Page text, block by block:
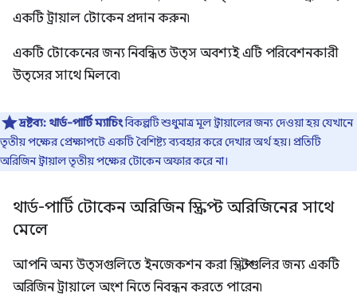
একটি ট্রায়াল টোকেন প্রদান করুন৷
একটি টোকেনের জন্য নিবন্ধিত উত্স অবশ্যই এটি পরিবেশনকারী
উত্সের সাথে মিলবে৷
দ্রষ্টব্য: থার্ড-পার্টি ম্যাচিংবিকল্পটি শুধুমাত্র মূল ট্রায়ালের জন্য দেওয়া হয় যেখানে
তৃতীয় পক্ষের প্রেক্ষাপটে একটি বৈশিষ্ট্য ব্যবহার করে দেখার অর্থ হয়। প্রতিটি
অরিজিন ট্রায়াল তৃতীয় পক্ষের টোকেন অফার করে না।
থার্ড-পার্টি টোকেন অরিজিন স্ক্রিপ্ট অরিজিনের সাথে
মেলে
আপনি অন্য উত্সগুলিতে ইনজেকশন করা স্ক্রিপ্টগুলির জন্য একটি
অরিজিন ট্রায়ালে অংশ নিতে নিবন্ধন করতে পারেন৷